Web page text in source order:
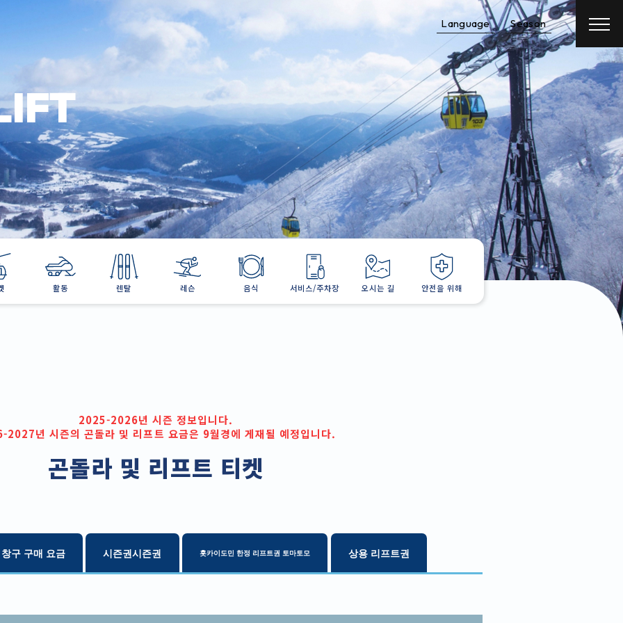
Language Season
웨딩・서비스 객실예약 항공권＋객실 예약
활동 렌탈 레슨 음식 서비스/주차장 오시는 길 안전을 위해
2025-2026년 시즌 정보입니다.
2027년 시즌의 곤돌라 및 리프트 요금은 9월경에 게재될 예정입니다.
곤돌라 및 리프트 티켓
창구 구매 요금 시즌권시즌권 홋카이도민 한정 리프트권 토마토모 상용 리프트권